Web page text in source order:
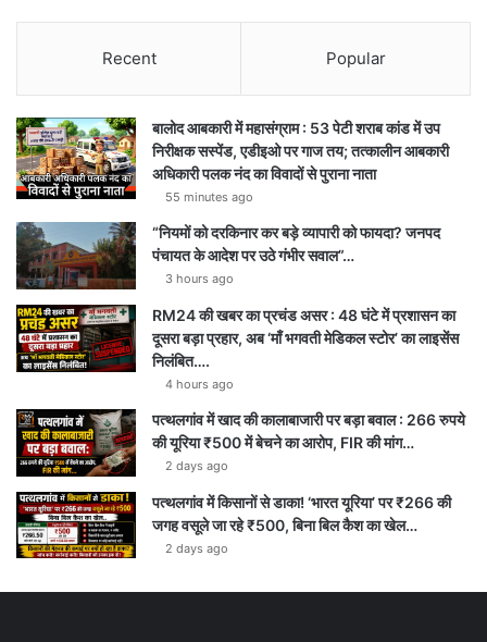
Recent Popular
बालोद आबकारी में महासंग्राम : 53 पेटी शराब कांड में उप
निरीक्षक सस्पेंड, एडीइओ पर गाज तय; तत्कालीन आबकारी
अधिकारी पलक नंद का विवादों से पुराना नाता
55 minutes ago
“नियमों को दरकिनार कर बड़े व्यापारी को फायदा? जनपद
पंचायत के आदेश पर उठे गंभीर सवाल”…
3 hours ago
RM24 की खबर का प्रचंड असर : 48 घंटे में प्रशासन का
दूसरा बड़ा प्रहार, अब ‘माँ भगवती मेडिकल स्टोर’ का लाइसेंस
निलंबित….
4 hours ago
पत्थलगांव में खाद की कालाबाजारी पर बड़ा बवाल : 266 रुपये
की यूरिया ₹500 में बेचने का आरोप, FIR की मांग…
2 days ago
पत्थलगांव में किसानों से डाका! ‘भारत यूरिया’ पर ₹266 की
जगह वसूले जा रहे ₹500, बिना बिल कैश का खेल…
2 days ago